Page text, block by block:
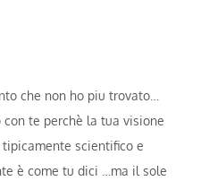
che non ho piu trovato…
con te perchè la tua visione
scientifico e
è come tu dici …ma il sole